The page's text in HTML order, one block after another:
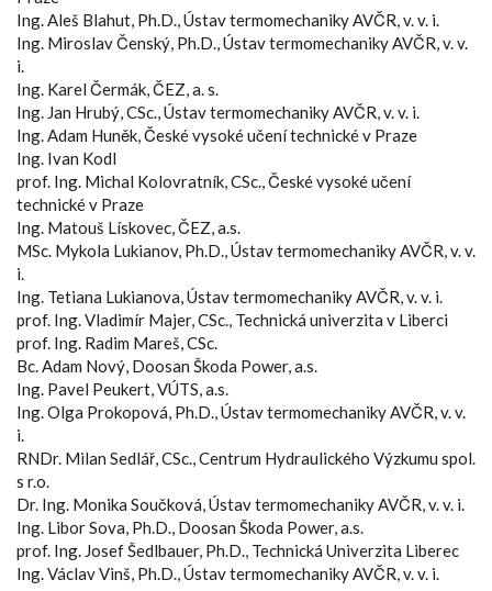
Ing. Aleš Blahut, Ph.D., Ústav termomechaniky AVČR, v. v. i.
Ing. Miroslav Čenský, Ph.D., Ústav termomechaniky AVČR, v. v.
i.
Ing. Karel Čermák, ČEZ, a. s.
Ing. Jan Hrubý, CSc., Ústav termomechaniky AVČR, v. v. i.
Ing. Adam Huněk, České vysoké učení technické v Praze
Ing. Ivan Kodl
prof. Ing. Michal Kolovratník, CSc., České vysoké učení
technické v Praze
Ing. Matouš Lískovec, ČEZ, a.s.
MSc. Mykola Lukianov, Ph.D., Ústav termomechaniky AVČR, v. v.
i.
Ing. Tetiana Lukianova, Ústav termomechaniky AVČR, v. v. i.
prof. Ing. Vladimír Majer, CSc., Technická univerzita v Liberci
prof. Ing. Radim Mareš, CSc.
Bc. Adam Nový, Doosan Škoda Power, a.s.
Ing. Pavel Peukert, VÚTS, a.s.
Ing. Olga Prokopová, Ph.D., Ústav termomechaniky AVČR, v. v.
i.
RNDr. Milan Sedlář, CSc., Centrum Hydraulického Výzkumu spol.
s r.o.
Dr. Ing. Monika Součková, Ústav termomechaniky AVČR, v. v. i.
Ing. Libor Sova, Ph.D., Doosan Škoda Power, a.s.
prof. Ing. Josef Šedlbauer, Ph.D., Technická Univerzita Liberec
Ing. Václav Vinš, Ph.D., Ústav termomechaniky AVČR, v. v. i.